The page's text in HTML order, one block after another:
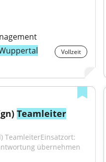
Vollzeit
Teamleiter
TeamleiterEinsatzort:
übernehmen